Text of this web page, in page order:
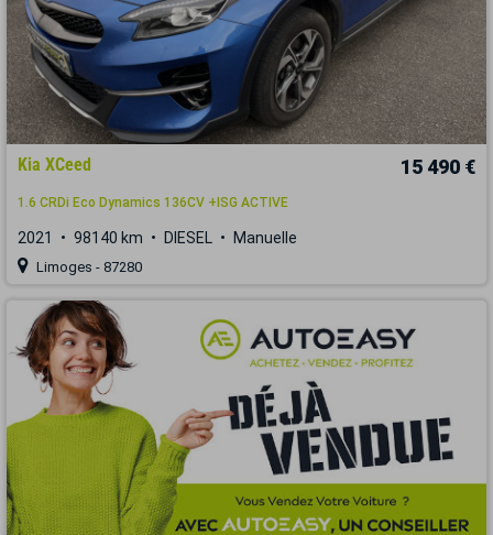
Kia XCeed 15 490 €
1.6 CRDi Eco Dynamics 136CV +ISG ACTIVE
2021 98140 km DIESEL Manuelle
Limoges - 87280